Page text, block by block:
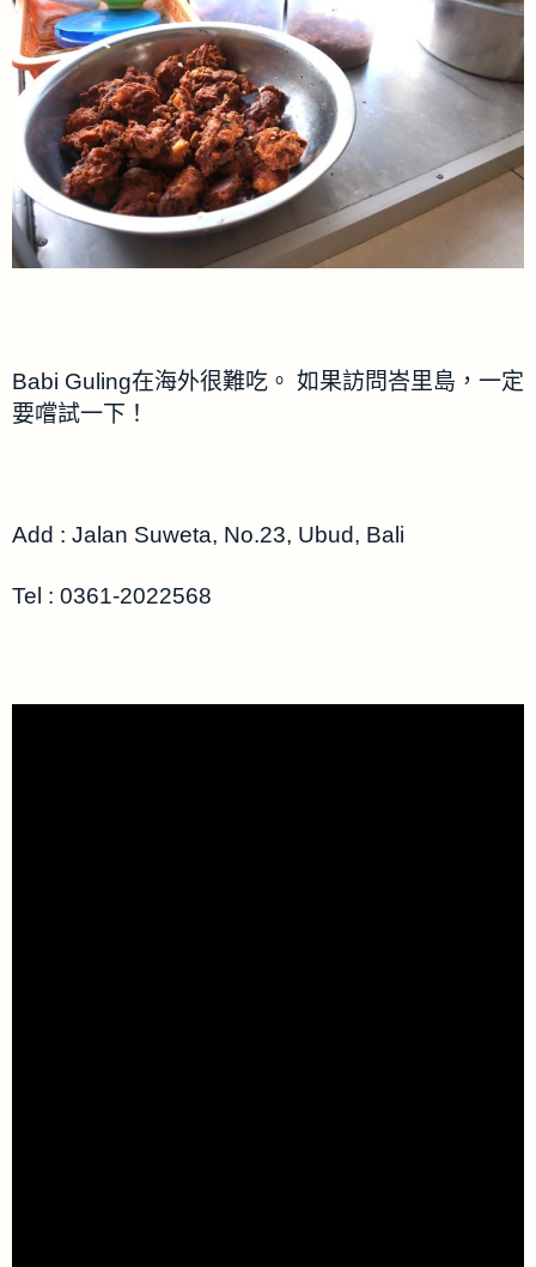
Babi Guling在海外很難吃。 如果訪問峇里島，一定
要嚐試一下！
Add : Jalan Suweta, No.23, Ubud, Bali
Tel : 0361-2022568